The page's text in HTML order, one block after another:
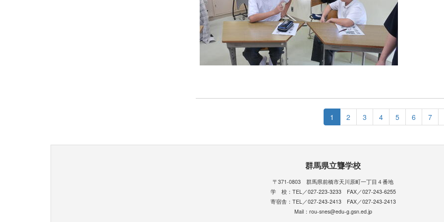
1 2 3 4 5 6 7
群馬県立聾学校
〒371-0803 群馬県前橋市天川原町一丁目４番地
学 校：TEL／027-223-3233 FAX／027-243-6255
寄宿舎：TEL／027-243-2413 FAX／027-243-2413
Mail：rou-snes@edu-g.gsn.ed.jp